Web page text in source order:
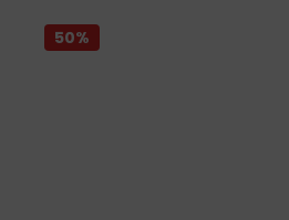
50%